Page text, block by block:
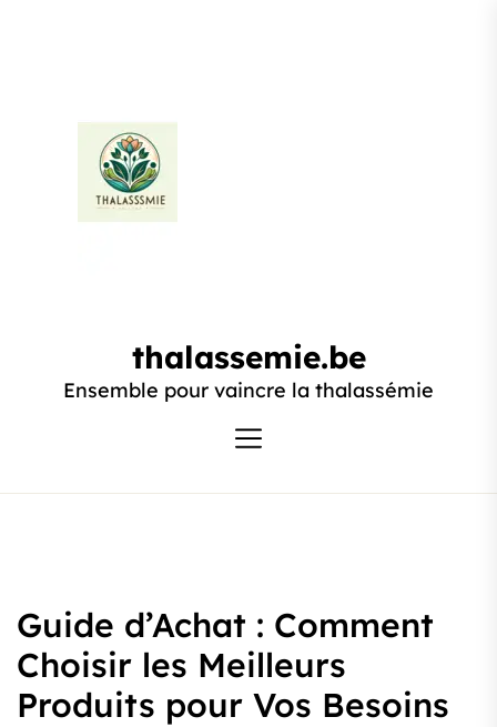
thalassemie.be
thalassemie.be
Ensemble pour vaincre la thalassémie
Guide d’Achat : Comment
Choisir les Meilleurs
Produits pour Vos Besoins